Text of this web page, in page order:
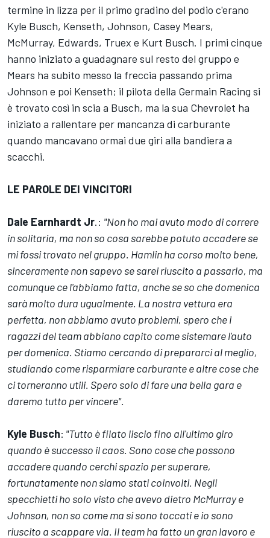
termine in lizza per il primo gradino del podio c'erano
Kyle Busch, Kenseth, Johnson, Casey Mears,
McMurray, Edwards, Truex e Kurt Busch. I primi cinque
hanno iniziato a guadagnare sul resto del gruppo e
Mears ha subito messo la freccia passando prima
Johnson e poi Kenseth; il pilota della Germain Racing si
è trovato così in scia a Busch, ma la sua Chevrolet ha
iniziato a rallentare per mancanza di carburante
quando mancavano ormai due giri alla bandiera a
scacchi.
LE PAROLE DEI VINCITORI
Dale Earnhardt Jr.: "Non ho mai avuto modo di correre
in solitaria, ma non so cosa sarebbe potuto accadere se
mi fossi trovato nel gruppo. Hamlin ha corso molto bene,
sinceramente non sapevo se sarei riuscito a passarlo, ma
comunque ce l'abbiamo fatta, anche se so che domenica
sarà molto dura ugualmente. La nostra vettura era
perfetta, non abbiamo avuto problemi, spero che i
ragazzi del team abbiano capito come sistemare l'auto
per domenica. Stiamo cercando di prepararci al meglio,
studiando come risparmiare carburante e altre cose che
ci torneranno utili. Spero solo di fare una bella gara e
daremo tutto per vincere".
Kyle Busch: "Tutto è filato liscio fino all'ultimo giro
quando è successo il caos. Sono cose che possono
accadere quando cerchi spazio per superare,
fortunatamente non siamo stati coinvolti. Negli
specchietti ho solo visto che avevo dietro McMurray e
Johnson, non so come ma si sono toccati e io sono
riuscito a scappare via. Il team ha fatto un gran lavoro e